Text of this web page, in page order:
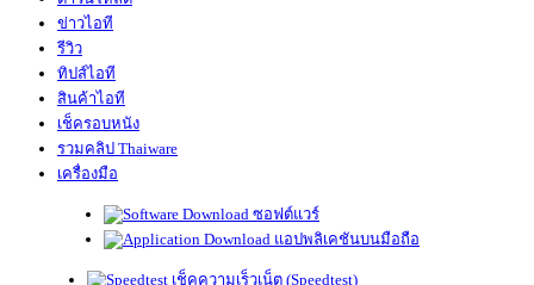
ข่าวไอที
รีวิว
ทิปส์ไอที
สินค้าไอที
เช็ครอบหนัง
รวมคลิป Thaiware
เครื่องมือ
ซอฟต์แวร์
แอปพลิเคชันบนมือถือ
เช็คความเร็วเน็ต (Speedtest)